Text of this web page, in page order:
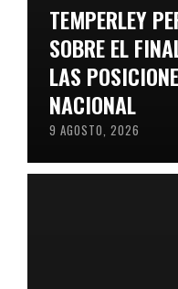
TEMPERLEY
SOBRE EL
LAS
NACIONAL
9 AGOSTO, 2026